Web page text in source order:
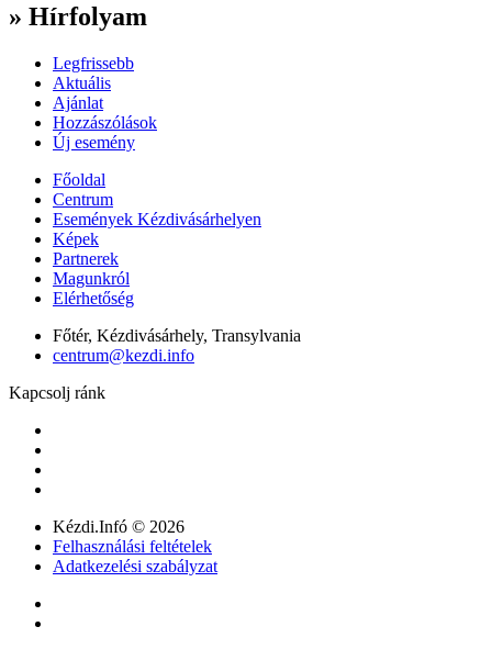
» Hírfolyam
Legfrissebb
Aktuális
Ajánlat
Hozzászólások
Új esemény
Főoldal
Centrum
Események Kézdivásárhelyen
Képek
Partnerek
Magunkról
Elérhetőség
Főtér, Kézdivásárhely, Transylvania
centrum@kezdi.info
Kapcsolj ránk
Kézdi.Infó © 2026
Felhasználási feltételek
Adatkezelési szabályzat